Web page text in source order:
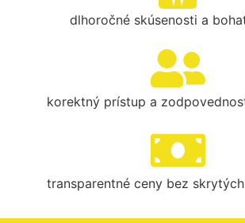
dlhoročné skúsenosti a
korektný prístup a
transparentné ceny bez